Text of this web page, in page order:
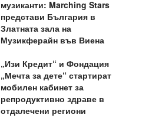
музиканти: Marching Stars
представи България в
Златната зала на
Музикферайн във Виена
„Изи Кредит“ и Фондация
„Мечта за дете“ стартират
мобилен кабинет за
репродуктивно здраве в
отдалечени региони